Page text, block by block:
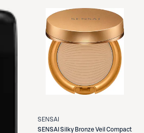
SENSAI
SENSAI Silky Bronze Veil Compact